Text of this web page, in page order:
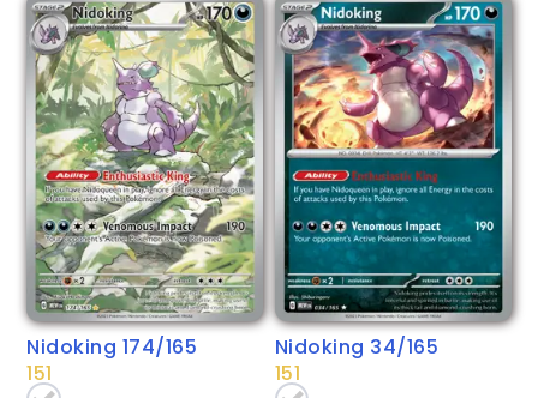
Nidoking 174/165
151
Nidoking 34/165
151